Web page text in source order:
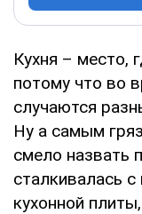
Кухня – место,
потому что во
случаются
Ну а самым
смело назвать
сталкивалась
кухонной